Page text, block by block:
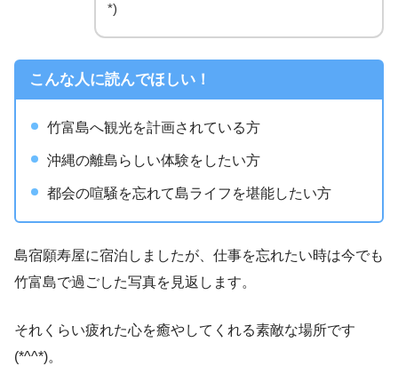
*)
こんな人に読んでほしい！
竹富島へ観光を計画されている方
沖縄の離島らしい体験をしたい方
都会の喧騒を忘れて島ライフを堪能したい方
島宿願寿屋に宿泊しましたが、仕事を忘れたい時は今でも
竹富島で過ごした写真を見返します。
それくらい疲れた心を癒やしてくれる素敵な場所です
(*^^*)。